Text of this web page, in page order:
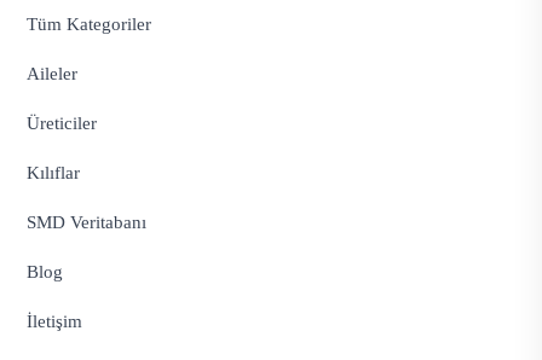
Tüm Kategoriler
Aileler
Üreticiler
Kılıflar
SMD Veritabanı
Blog
İletişim